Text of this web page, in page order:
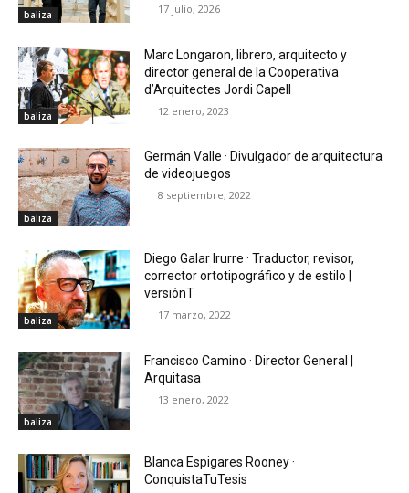
baliza 17 julio, 2026
baliza
Marc Longaron, librero, arquitecto y
director general de la Cooperativa
d’Arquitectes Jordi Capell
12 enero, 2023
baliza
Germán Valle · Divulgador de arquitectura
de videojuegos
8 septiembre, 2022
baliza
Diego Galar Irurre · Traductor, revisor,
corrector ortotipográfico y de estilo |
versiónT
17 marzo, 2022
baliza
Francisco Camino · Director General |
Arquitasa
13 enero, 2022
Blanca Espigares Rooney ·
ConquistaTuTesis